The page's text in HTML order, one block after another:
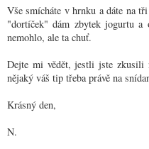
Vše smícháte v hrnku a dáte na
"dortíček" dám zbytek jogurtu a
nemohlo, ale ta chuť.
Dejte mi vědět, jestli jste zkusili
nějaký váš tip třeba právě na
Krásný den,
N.